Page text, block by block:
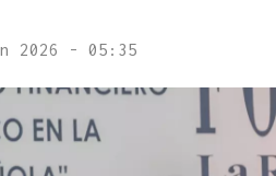
2026 - 05:35